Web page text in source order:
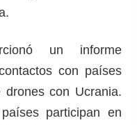
un informe
con países
drones con Ucrania.
participan en